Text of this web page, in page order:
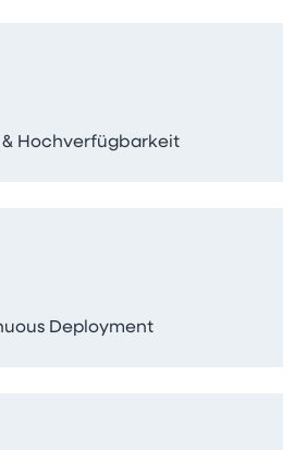
Hochverfügbarkeit
Deployment